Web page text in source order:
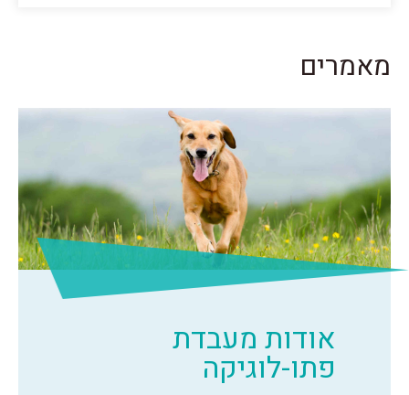
מאמרים
אודות מעבדת
פתו-לוגיקה